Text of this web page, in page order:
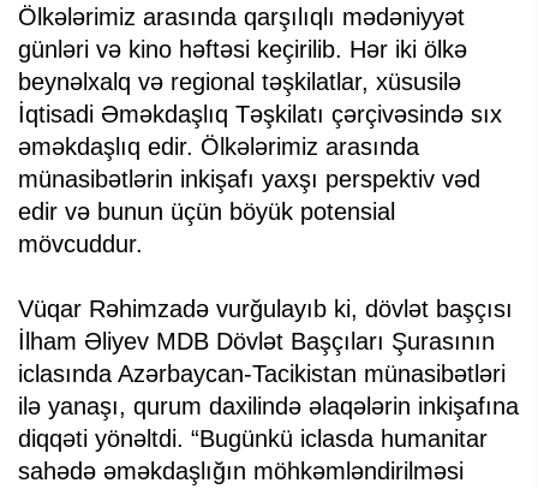
Ölkələrimiz arasında qarşılıqlı mədəniyyət
günləri və kino həftəsi keçirilib. Hər iki ölkə
beynəlxalq və regional təşkilatlar, xüsusilə
İqtisadi Əməkdaşlıq Təşkilatı çərçivəsində sıx
əməkdaşlıq edir. Ölkələrimiz arasında
münasibətlərin inkişafı yaxşı perspektiv vəd
edir və bunun üçün böyük potensial
mövcuddur.
Vüqar Rəhimzadə vurğulayıb ki, dövlət başçısı
İlham Əliyev MDB Dövlət Başçıları Şurasının
iclasında Azərbaycan-Tacikistan münasibətləri
ilə yanaşı, qurum daxilində əlaqələrin inkişafına
diqqəti yönəltdi. “Bugünkü iclasda humanitar
sahədə əməkdaşlığın möhkəmləndirilməsi